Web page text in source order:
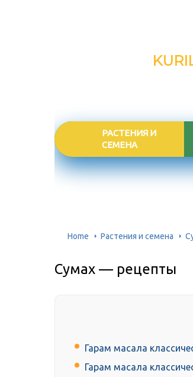
РАСТЕНИЯ И
СЕМЕНА
Home Растения и семена
Сумах — рецепты
Гарам масала
Гарам масала